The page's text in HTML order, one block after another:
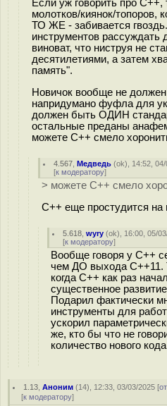
Если уж говорить про С++,
молотков/киянок/
ТО ЖЕ - забивается
инструментов рассуждать
виноват, что ниструя не
десятилетиями, а затем
память".
Новичок вообще не
напридумано фуфла для
должен быть ОДИН
остальные преданы
можете С++ смело
4.567 ,Медведь (ok), 14:52,
[к модератору]
> можете С++ смело
C++ еще простудится на
5.618 ,wyry (ok), 16:00, 05/
[к модератору]
Вообще говоря у C++
чем ДО выхода C++11.
когда C++ как раз
существенное
Подарил фактически
инструменты для
ускорил
же, кто бы что не
количество нового
1.13 ,Аноним (14), 12:33, 03/03/2025 [
[к модератору]